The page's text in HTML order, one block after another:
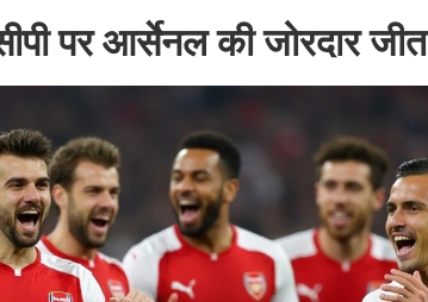
पर आर्सेनल की जोरदार जीत